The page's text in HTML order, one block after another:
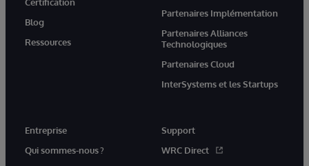
Blog
Ressources
Partenaires Implémentation
Partenaires Alliances
Technologiques
Partenaires Cloud
InterSystems et les Startups
Entreprise
Qui sommes-nous ?
Support
WRC Direct